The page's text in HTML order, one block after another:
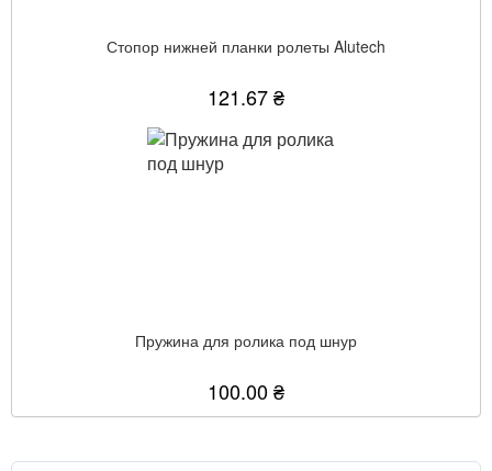
Стопор нижней планки ролеты Alutech
121.67 ₴
Пружина для ролика под шнур
100.00 ₴